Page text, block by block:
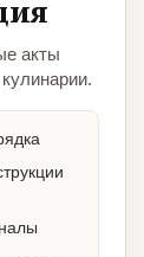
акты